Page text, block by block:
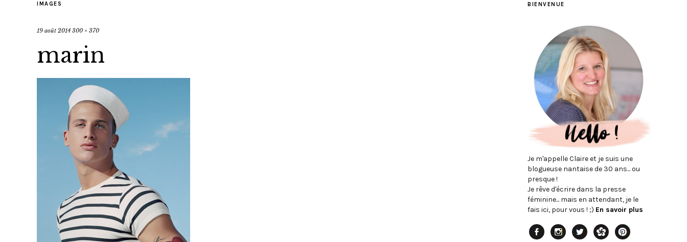
IMAGES
19 août 2014 300 × 370
marin
BIENVENUE
Je m'appelle Claire et je suis une
blogueuse nantaise de 30 ans... ou
presque !
Je rêve d'écrire dans la presse
féminine... mais en attendant, je le
fais ici, pour vous ! ;) En savoir plus